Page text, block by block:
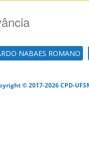
NABAES ROMANO
© 2017-2026 CPD-